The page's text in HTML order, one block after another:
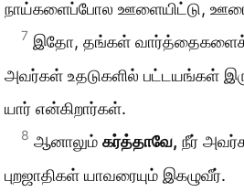
நாய்களைப்போல ஊளையிட்டு,
7 இதோ, தங்கள் வார்த்தைகளைக்
அவர்கள் உதடுகளில் பட்டயங்கள்
யார் என்கிறார்கள்.
8 ஆனாலும் கர்த்தாவே, நீர்
புறஜாதிகள் யாவரையும் இகழுவீர்.